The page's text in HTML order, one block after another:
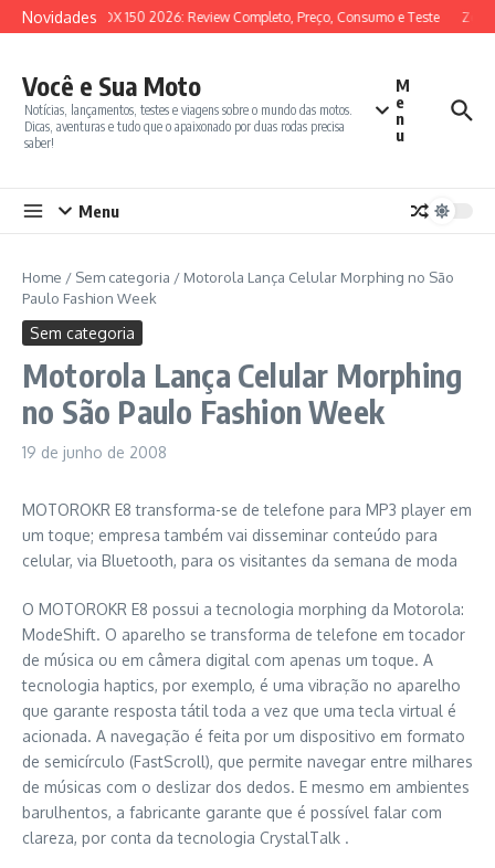
Ir para o conteúdo
NovidadesSYM ADX 150 2026: Review Completo, Preço, Consumo e Teste
Você e Sua Moto
Notícias, lançamentos, testes e viagens sobre o mundo das motos.
Dicas, aventuras e tudo que o apaixonado por duas rodas precisa
saber!
M
e
n
u
Menu
Home / Sem categoria / Motorola Lança Celular Morphing no São
Paulo Fashion Week
Sem categoria
Motorola Lança Celular Morphing
no São Paulo Fashion Week
19 de junho de 2008
MOTOROKR E8 transforma-se de telefone para MP3 player em
um toque; empresa também vai disseminar conteúdo para
celular, via Bluetooth, para os visitantes da semana de moda
O MOTOROKR E8 possui a tecnologia morphing da Motorola:
ModeShift. O aparelho se transforma de telefone em tocador
de música ou em câmera digital com apenas um toque. A
tecnologia haptics, por exemplo, é uma vibração no aparelho
que garante resposta tátil toda a vez que uma tecla virtual é
acionada. A navegação é feita por um dispositivo em formato
de semicírculo (FastScroll), que permite navegar entre milhares
de músicas com o deslizar dos dedos. E mesmo em ambientes
barulhentos, a fabricante garante que é possível falar com
clareza, por conta da tecnologia CrystalTalk .